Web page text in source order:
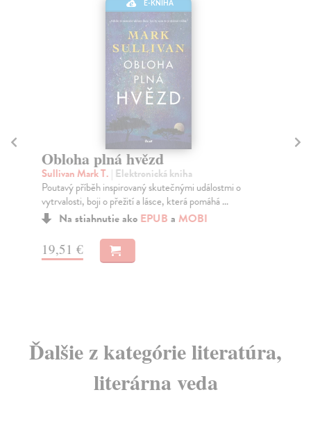
E-KNIHA
Obloha plná hvězd
Sullivan Mark T. | Elektronická kniha
Poutavý příběh inspirovaný skutečnými událostmi o
vytrvalosti, boji o přežití a lásce, která pomáhá ...
Na stiahnutie ako EPUB a MOBI
19,51 €
Ďalšie z kategórie literatúra,
literárna veda